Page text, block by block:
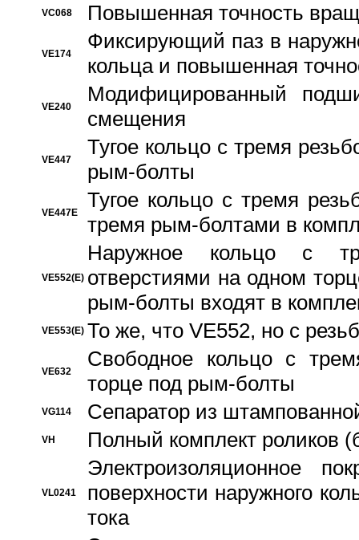
VC068 Повышенная точность
VE174
Фиксирующий паз в
кольца и повышенная
VE240
Модифицированный
смещения
VE447
Тугое кольцо с тремя
рым-болты
VE447E
Тугое кольцо с тремя
тремя рым-болтами в
VE552(E)
Наружное кольцо с
отверстиями на одном
рым-болты входят в
VE553(E) То же, что VE552, но с
VE632
Свободное кольцо с
торце под рым-болты
VG114 Сепаратор из
VH Полный комплект роликов
VL0241
Электроизоляционное
поверхности наружного
тока